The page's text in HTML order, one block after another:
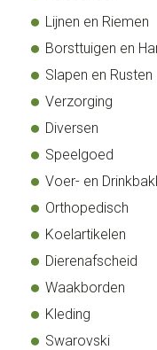
Lijnen en Riemen
Borsttuigen en
Slapen en Rusten
Verzorging
Diversen
Speelgoed
Voer- en
Orthopedisch
Koelartikelen
Dierenafscheid
Waakborden
Kleding
Swarovski